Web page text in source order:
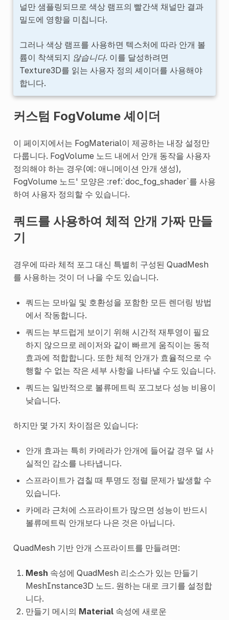
널만 샘플링되므로 색상 램프의 빨간색 채널만 결과
밀도에 영향을 미칩니다.
그러나 색상 램프를 사용하면 텍스처에 따라 안개 볼
륨이 착색되지 않습니다. 이를 달성하려면
Texture3D를 읽는 사용자 정의 셰이더를 사용해야
합니다.
커스텀 FogVolume 셰이더
이 페이지에서는 FogMaterial이 제공하는 내장 설정만
다룹니다. FogVolume 노드 내에서 안개 동작을 사용자
정의해야 하는 경우(예: 애니메이션 안개 생성),
FogVolume 노드' 모양은 :ref:`doc_fog_shader`를 사용
하여 사용자 정의할 수 있습니다.
쿼드를 사용하여 체적 안개 가짜 만들
기
경우에 따라 체적 포그 대신 특별히 구성된 QuadMesh
를 사용하는 것이 더 나을 수도 있습니다.
쿼드는 모바일 및 호환성을 포함한 모든 렌더링 방법
에서 작동합니다.
쿼드는 부드럽게 보이기 위해 시간적 재투영이 필요
하지 않으므로 레이저와 같이 빠르게 움직이는 동적
효과에 적합합니다. 또한 체적 안개가 효율적으로 수
행할 수 없는 작은 세부 사항을 나타낼 수도 있습니다.
쿼드는 일반적으로 볼류메트릭 포그보다 성능 비용이
낮습니다.
하지만 몇 가지 차이점은 있습니다:
안개 효과는 특히 카메라가 안개에 들어갈 경우 덜 사
실적인 감소를 나타냅니다.
스프라이트가 겹칠 때 투명도 정렬 문제가 발생할 수
있습니다.
카메라 근처에 스프라이트가 많으면 성능이 반드시
볼류메트릭 안개보다 나은 것은 아닙니다.
QuadMesh 기반 안개 스프라이트를 만들려면:
Mesh 속성에 QuadMesh 리소스가 있는 만들기
MeshInstance3D 노드. 원하는 대로 크기를 설정합
니다.
만들기 메시의 Material속성에 새로운